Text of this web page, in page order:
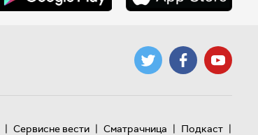
| Сервисне вести | Сматрачница | Подкаст |